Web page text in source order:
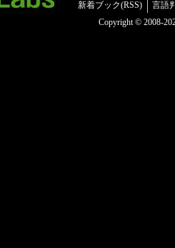
新着ブック(RSS)
言語
Copyright © 2008-